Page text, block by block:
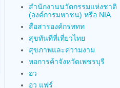
สำนักงานนวัตกรรมแห่งชาติ
(องค์การมหาชน) หรือ NIA
สื่อสารองค์กรททท
สุขทันทีที่เที่ยวไทย
สุขภาพและความงาม
หอการค้าจังหวัดเพชรบุรี
อว
อว แฟร์